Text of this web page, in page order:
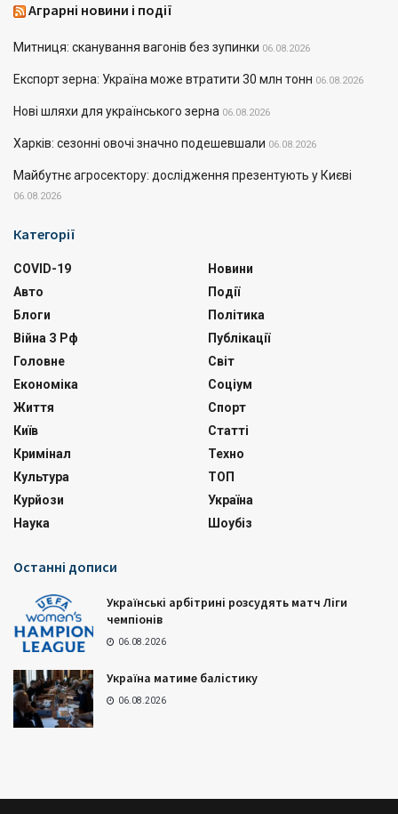
Аграрні новини і події
Митниця: сканування вагонів без зупинки 06.08.2026
Експорт зерна: Україна може втратити 30 млн тонн 06.08.2026
Нові шляхи для українського зерна 06.08.2026
Харків: сезонні овочі значно подешевшали 06.08.2026
Майбутнє агросектору: дослідження презентують у Києві
06.08.2026
Категорії
COVID-19
Авто
Блоги
Війна З Рф
Головне
Економіка
Життя
Київ
Кримінал
Культура
Курйози
Наука
Новини
Події
Політика
Публікації
Світ
Соціум
Спорт
Статті
Техно
ТОП
Україна
Шоубіз
Останні дописи
Українські арбітрині розсудять матч Ліги
чемпіонів
06.08.2026
Україна матиме балістику
06.08.2026